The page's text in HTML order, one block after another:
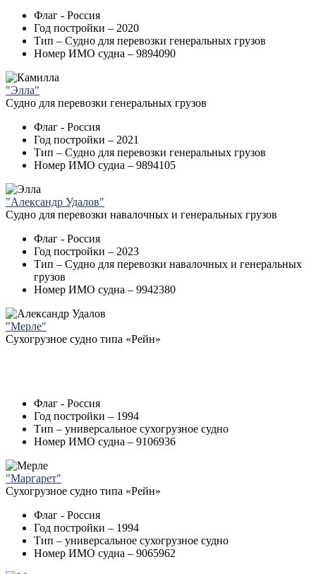
Флаг - Россия
Год постройки – 2020
Тип – Судно для перевозки генеральных грузов
Номер ИМО судна – 9894090
"Элла"
Судно для перевозки генеральных грузов
Флаг - Россия
Год постройки – 2021
Тип – Судно для перевозки генеральных грузов
Номер ИМО судна – 9894105
"Александр Удалов"
Судно для перевозки навалочных и генеральных грузов
Флаг - Россия
Год постройки – 2023
Тип – Судно для перевозки навалочных и генеральных
грузов
Номер ИМО судна – 9942380
"Мерле"
Cухогрузное судно типа «Рейн»
Флаг - Россия
Год постройки – 1994
Тип – универсальное сухогрузное судно
Номер ИМО судна – 9106936
"Маргарет"
Cухогрузное судно типа «Рейн»
Флаг - Россия
Год постройки – 1994
Тип – универсальное сухогрузное судно
Номер ИМО судна – 9065962